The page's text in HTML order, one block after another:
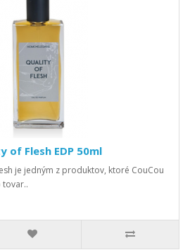
of Flesh EDP 50ml
je jedným z produktov, ktoré CouCou
tovar..